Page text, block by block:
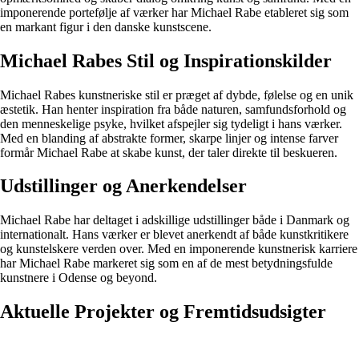
imponerende portefølje af værker har Michael Rabe etableret sig som
en markant figur i den danske kunstscene.
Michael Rabes Stil og Inspirationskilder
Michael Rabes kunstneriske stil er præget af dybde, følelse og en unik
æstetik. Han henter inspiration fra både naturen, samfundsforhold og
den menneskelige psyke, hvilket afspejler sig tydeligt i hans værker.
Med en blanding af abstrakte former, skarpe linjer og intense farver
formår Michael Rabe at skabe kunst, der taler direkte til beskueren.
Udstillinger og Anerkendelser
Michael Rabe har deltaget i adskillige udstillinger både i Danmark og
internationalt. Hans værker er blevet anerkendt af både kunstkritikere
og kunstelskere verden over. Med en imponerende kunstnerisk karriere
har Michael Rabe markeret sig som en af de mest betydningsfulde
kunstnere i Odense og beyond.
Aktuelle Projekter og Fremtidsudsigter